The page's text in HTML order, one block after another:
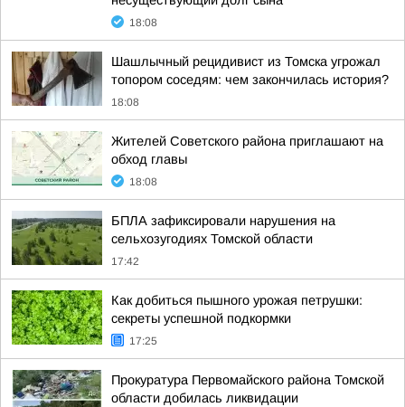
18:08
Шашлычный рецидивист из Томска угрожал
топором соседям: чем закончилась история?
18:08
Жителей Советского района приглашают на
обход главы
18:08
БПЛА зафиксировали нарушения на
сельхозугодиях Томской области
17:42
Как добиться пышного урожая петрушки:
секреты успешной подкормки
17:25
Прокуратура Первомайского района Томской
области добилась ликвидации